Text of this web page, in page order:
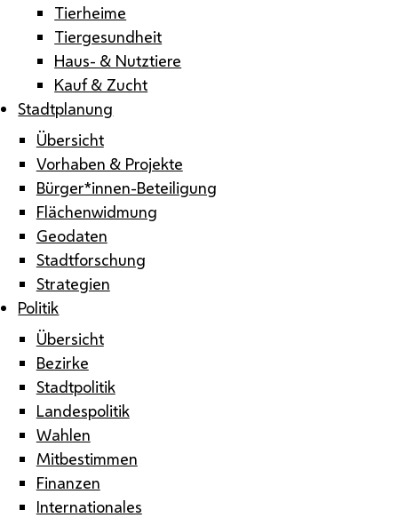
Tierheime
Tiergesundheit
Haus- & Nutztiere
Kauf & Zucht
Stadtplanung
Übersicht
Vorhaben & Projekte
Bürger*innen-Beteiligung
Flächenwidmung
Geodaten
Stadtforschung
Strategien
Politik
Übersicht
Bezirke
Stadtpolitik
Landespolitik
Wahlen
Mitbestimmen
Finanzen
Internationales